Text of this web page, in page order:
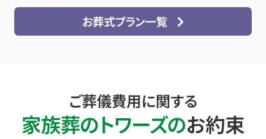
お葬式プラン一覧
ご葬儀費用に関する
家族葬のトワーズのお約束